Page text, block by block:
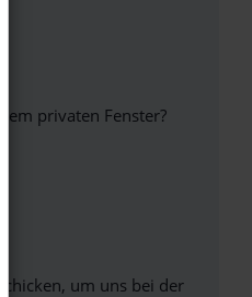
privaten Fenster?
um uns bei der